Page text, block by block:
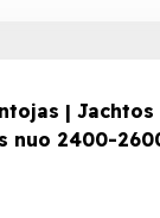
| Jachtos
nuo 2400-